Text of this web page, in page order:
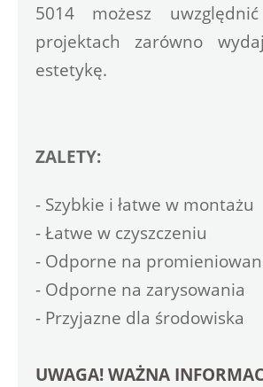
5014 możesz
projektach zarówno
estetykę.
ZALETY:
- Szybkie i łatwe w montażu
- Łatwe w czyszczeniu
- Odporne na
- Odporne na zarysowania
- Przyjazne dla środowiska
UWAGA! WAŻNA